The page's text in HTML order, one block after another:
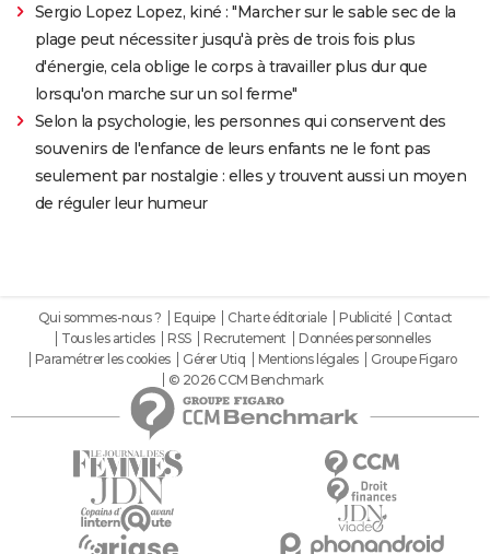
Sergio Lopez Lopez, kiné : "Marcher sur le sable sec de la
plage peut nécessiter jusqu'à près de trois fois plus
d'énergie, cela oblige le corps à travailler plus dur que
lorsqu'on marche sur un sol ferme"
Selon la psychologie, les personnes qui conservent des
souvenirs de l'enfance de leurs enfants ne le font pas
seulement par nostalgie : elles y trouvent aussi un moyen
de réguler leur humeur
Qui sommes-nous ? Equipe Charte éditoriale Publicité
Contact
Tous les articles
RSS Recrutement
Données personnelles
Paramétrer les cookies
Gérer Utiq Mentions légales
Groupe Figaro
© 2026 CCM Benchmark